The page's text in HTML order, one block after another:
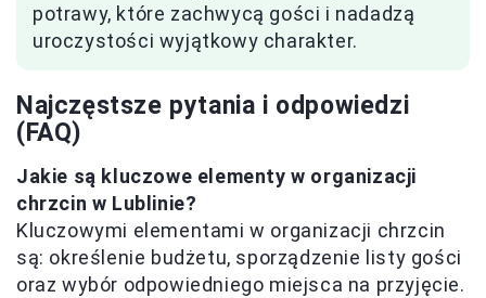
potrawy, które zachwycą gości i nadadzą
uroczystości wyjątkowy charakter.
Najczęstsze pytania i odpowiedzi
(FAQ)
Jakie są kluczowe elementy w organizacji
chrzcin w Lublinie?
Kluczowymi elementami w organizacji chrzcin
są: określenie budżetu, sporządzenie listy gości
oraz wybór odpowiedniego miejsca na przyjęcie.